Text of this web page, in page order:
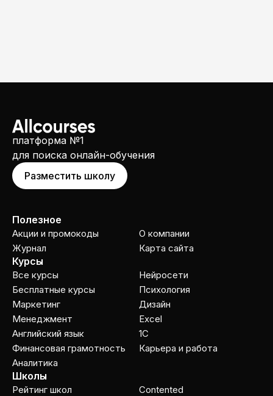
платформа №1
для поиска онлайн-обучения
Разместить школу
Полезное
Акции и промокоды
Журнал
О компании
Карта сайта
Курсы
Все курсы
Бесплатные курсы
Маркетинг
Менеджмент
Английский язык
Финансовая грамотность
Аналитика
Нейросети
Психология
Дизайн
Excel
1C
Карьера и работа
Школы
Рейтинг школ
Contented